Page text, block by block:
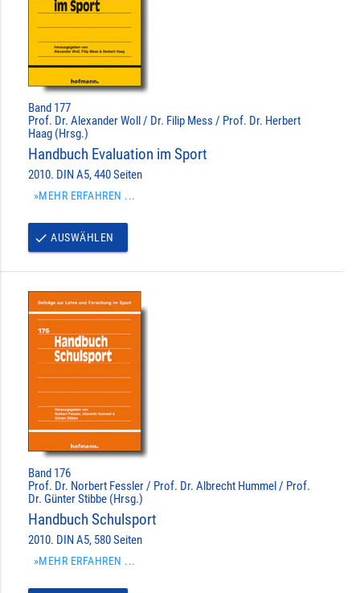
Band 177
Prof. Dr. Alexander Woll / Dr. Filip Mess / Prof. Dr. Herbert
Haag (Hrsg.)
Handbuch Evaluation im Sport
2010. DIN A5, 440 Seiten
»MEHR ERFAHREN ...
done AUSWÄHLEN
Band 176
Prof. Dr. Norbert Fessler / Prof. Dr. Albrecht Hummel / Prof.
Dr. Günter Stibbe (Hrsg.)
Handbuch Schulsport
2010. DIN A5, 580 Seiten
»MEHR ERFAHREN ...